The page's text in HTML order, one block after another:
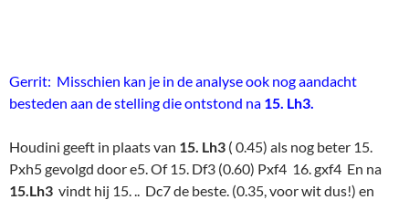
Gerrit: Misschien kan je in de analyse ook nog aandacht
besteden aan de stelling die ontstond na 15. Lh3.
Houdini geeft in plaats van 15. Lh3 ( 0.45) als nog beter 15.
Pxh5 gevolgd door e5. Of 15. Df3 (0.60) Pxf4 16. gxf4 En na
15.Lh3 vindt hij 15. .. Dc7 de beste. (0.35, voor wit dus!) en